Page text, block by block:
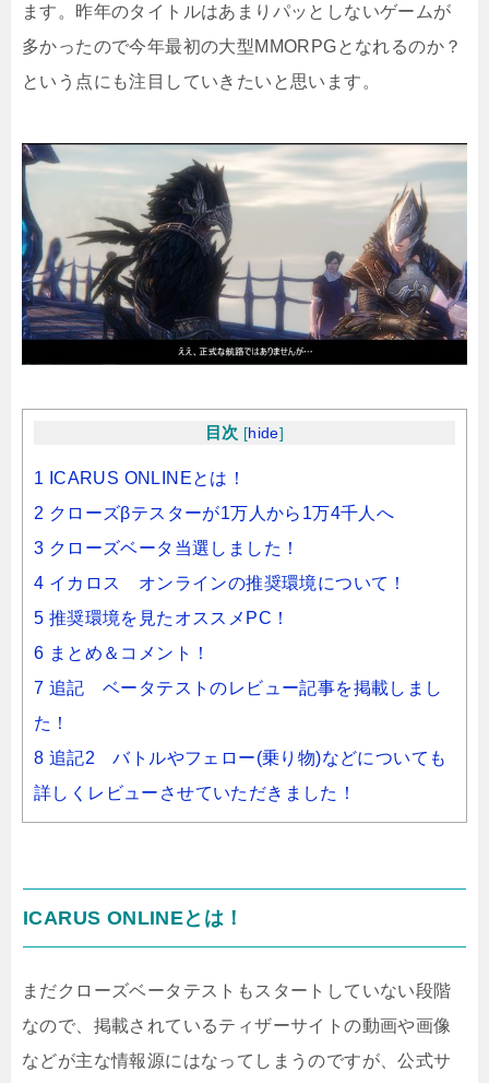
ます。昨年のタイトルはあまりパッとしないゲームが
多かったので今年最初の大型MMORPGとなれるのか？
という点にも注目していきたいと思います。
目次 [hide]
1 ICARUS ONLINEとは！
2 クローズβテスターが1万人から1万4千人へ
3 クローズベータ当選しました！
4 イカロス オンラインの推奨環境について！
5 推奨環境を見たオススメPC！
6 まとめ＆コメント！
7 追記 ベータテストのレビュー記事を掲載しまし
た！
8 追記2 バトルやフェロー(乗り物)などについても
詳しくレビューさせていただきました！
ICARUS ONLINEとは！
まだクローズベータテストもスタートしていない段階
なので、掲載されているティザーサイトの動画や画像
などが主な情報源にはなってしまうのですが、公式サ